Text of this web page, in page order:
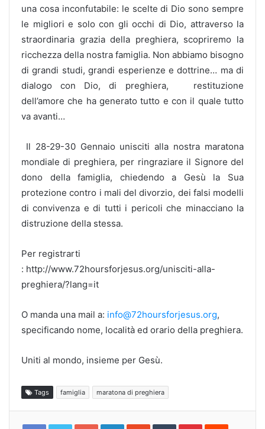
una cosa inconfutabile: le scelte di Dio sono sempre
le migliori e solo con gli occhi di Dio, attraverso la
straordinaria grazia della preghiera, scopriremo la
ricchezza della nostra famiglia. Non abbiamo bisogno
di grandi studi, grandi esperienze e dottrine… ma di
dialogo con Dio, di preghiera, restituzione
dell’amore che ha generato tutto e con il quale tutto
va avanti…
Il 28-29-30 Gennaio unisciti alla nostra maratona
mondiale di preghiera, per ringraziare il Signore del
dono della famiglia, chiedendo a Gesù la Sua
protezione contro i mali del divorzio, dei falsi modelli
di convivenza e di tutti i pericoli che minacciano la
distruzione della stessa.
Per registrarti
: http://www.72hoursforjesus.org/unisciti-alla-
preghiera/?lang=it
O manda una mail a: info@72hoursforjesus.org,
specificando nome, località ed orario della preghiera.
Uniti al mondo, insieme per Gesù.
Tags famiglia maratona di preghiera
Google+LinkedInStumbleUpon
TumblrPinterestReddit